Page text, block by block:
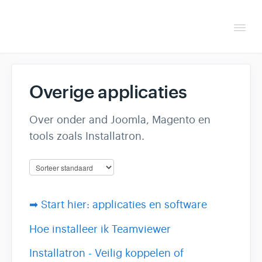
Helpdesk
Optimaliseren & debuggen
Reseller & developer
Klantenpaneel →
Hoasted.com →
Overige applicaties
Over onder and Joomla, Magento en
tools zoals Installatron.
➡ Start hier: applicaties en software
Hoe installeer ik Teamviewer
Installatron - Veilig koppelen of